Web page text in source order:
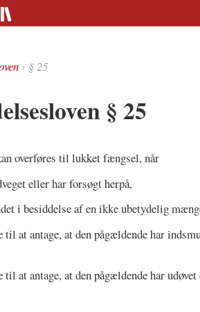
› § 25
§ 25
overføres til lukket fængsel, når
eller har forsøgt herpå,
i besiddelse af en ikke ubetydelig
til at antage, at den pågældende har
til at antage, at den pågældende har